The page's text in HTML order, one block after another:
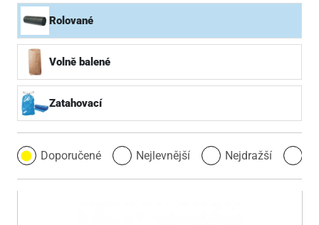
Rolované
Volně balené
Zatahovací
Doporučené Nejlevnější Nejdražší